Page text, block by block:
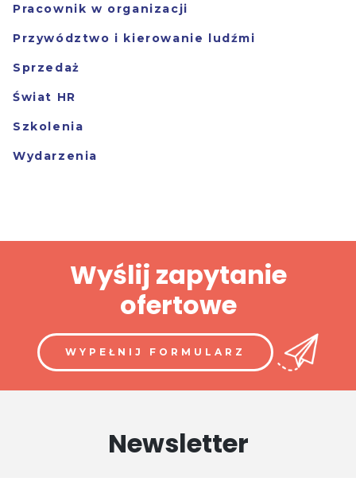
Pracownik w organizacji
Przywództwo i kierowanie ludźmi
Sprzedaż
Świat HR
Szkolenia
Wydarzenia
Wyślij zapytanie
ofertowe
WYPEŁNIJ FORMULARZ
Newsletter